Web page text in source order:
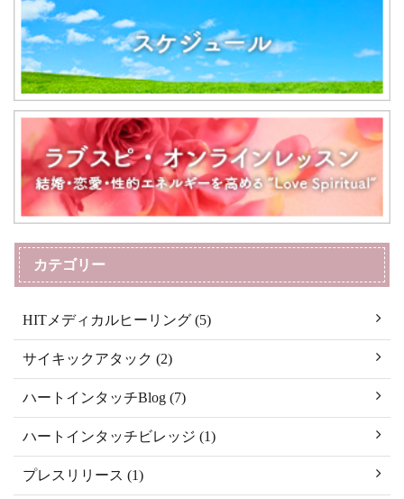
カテゴリー
HITメディカルヒーリング (5)
サイキックアタック (2)
ハートインタッチBlog (7)
ハートインタッチビレッジ (1)
プレスリリース (1)